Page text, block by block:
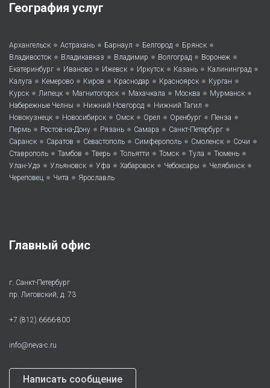
География услуг
Архангельск • Астрахань • Барнаул • Белгород • Брянск •
Владивосток • Владикавказ • Владимир • Волгоград • Воронеж •
Екатеринбург • Иваново • Ижевск • Иркутск • Казань • Калининград •
Калуга • Кемерово • Киров • Краснодар • Красноярск • Курган •
Курск • Липецк • Магнитогорск • Махачкала • Москва • Мурманск •
Набережные Челны • Нижний Новгород • Нижний Тагил •
Новокузнецк • Новосибирск • Омск • Орел • Оренбург • Пенза •
Пермь • Ростов-на-Дону • Рязань • Самара • Санкт-Петербург •
Саранск • Саратов • Севастополь • Симферополь • Смоленск • Сочи •
Ставрополь • Тамбов • Тверь • Тольятти • Томск • Тула • Тюмень •
Улан-Удэ • Ульяновск • Уфа • Хабаровск • Чебоксары • Челябинск •
Череповец • Чита • Ярославль
Главный офис
г. Санкт-Петербург
пр. Лиговский, д. 73
+7 (812) 6666-800
info@neva-c.ru
Написать сообщение